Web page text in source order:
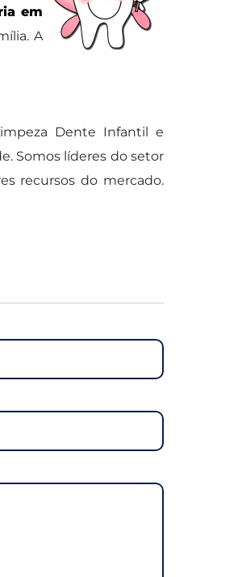
em
A
Dente Infantil e
Somos líderes do setor
recursos do mercado.